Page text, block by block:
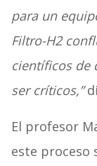
para un
Filtro-H2
científicos de
ser críticos,”
El profesor
este proceso